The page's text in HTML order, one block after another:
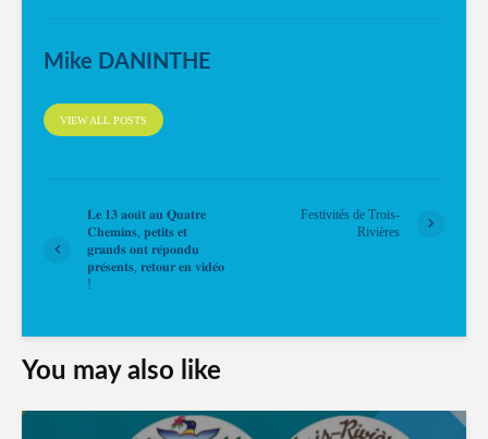
Mike DANINTHE
VIEW ALL POSTS
𝐋𝐞 𝟏𝟑 𝐚𝐨𝐮̂𝐭 𝐚𝐮 𝐐𝐮𝐚𝐭𝐫𝐞
𝐂𝐡𝐞𝐦𝐢𝐧𝐬, 𝐩𝐞𝐭𝐢𝐭𝐬 𝐞𝐭
𝐠𝐫𝐚𝐧𝐝𝐬 𝐨𝐧𝐭 𝐫𝐞́𝐩𝐨𝐧𝐝𝐮
𝐩𝐫𝐞́𝐬𝐞𝐧𝐭𝐬, 𝐫𝐞𝐭𝐨𝐮𝐫 𝐞𝐧 𝐯𝐢𝐝𝐞́𝐨
!
Festivités de Trois-
Rivières
You may also like